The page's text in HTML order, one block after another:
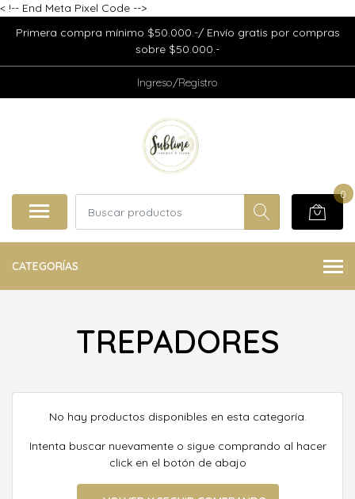
< !-- End Meta Pixel Code -->
Primera compra mínimo $50.000.-/ Envío gratis por compras
sobre $50.000.-
Ingreso/Registro
0
CATEGORÍAS
TREPADORES
No hay productos disponibles en esta categoría.
Intenta buscar nuevamente o sigue comprando al hacer
click en el botón de abajo